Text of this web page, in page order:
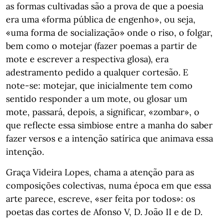
as formas cultivadas são a prova de que a poesia
era uma «forma pública de engenho», ou seja,
«uma forma de socialização» onde o riso, o folgar,
bem como o motejar (fazer poemas a partir de
mote e escrever a respectiva glosa), era
adestramento pedido a qualquer cortesão. E
note-se: motejar, que inicialmente tem como
sentido responder a um mote, ou glosar um
mote, passará, depois, a significar, «zombar», o
que reflecte essa simbiose entre a manha do saber
fazer versos e a intenção satírica que animava essa
intenção.
Graça Videira Lopes, chama a atenção para as
composições colectivas, numa época em que essa
arte parece, escreve, «ser feita por todos»: os
poetas das cortes de Afonso V, D. João II e de D.